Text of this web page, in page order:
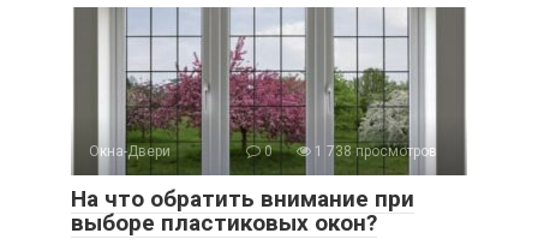
Окна-Двери 0 1 738 просмотров
На что обратить внимание при
выборе пластиковых окон?